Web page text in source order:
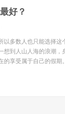
好？
以多数人也只能选择这
想到人山人海的浪潮
的享受属于自己的假期